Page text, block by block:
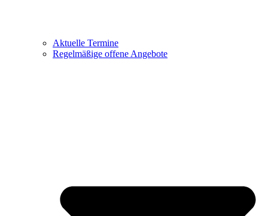
Aktuelle Termine
Regelmäßige offene Angebote